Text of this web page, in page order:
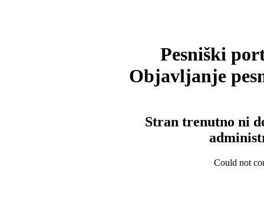
Pesniški
Objavljanje
Stran trenutno ni
Could not